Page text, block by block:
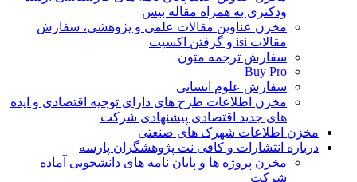
ودکتری به همراه مقاله بیس
مخزن عناوین مقالات علمی و پژوهشی، سفارش
مقالات isi و گرفتن اکسپت
سفارش ترجمه متون
Buy Pro
سفارش علوم انسانی
مخزن اطلاعات طرح های دارای توجیه اقتصادی و ایده
های جدید اقتصادی پیشنهادی شرکت
مخزن اطلاعات شهرک های صنعتی
درباره انتشارات و کافی نت پژوهشگران پارسه
مخزن پروژه ها و پایان نامه های دانشجویی آماده
شرکت